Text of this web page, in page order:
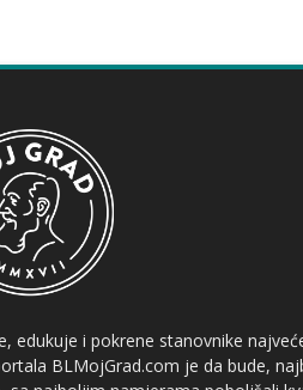
i pokrene stanovnike
BLMojGrad.com je da bude,